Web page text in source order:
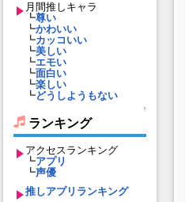
月間推しキャラ
┗尊い
┗かわいい
┗カッコいい
┗美しい
┗エモい
┗面白い
┗楽しい
┗どうしようもない
↑
ランキング
アクセスランキング
┗アプリ
┗声優
推しアプリランキング